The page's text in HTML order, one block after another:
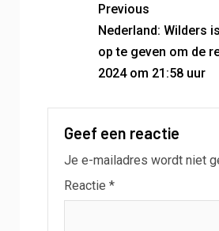
Previous
Nederland: Wilders
op te geven om de
2024 om 21:58 uur
Geef een reactie
Je e-mailadres wordt niet
Reactie *